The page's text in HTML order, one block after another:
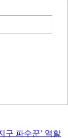
구 파수꾼’ 역할